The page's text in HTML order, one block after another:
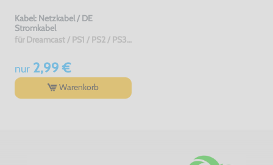
Kabel: Netzkabel / DE
Stromkabel
für Dreamcast / PS1 / PS2 / PS3 / PS4 / Saturn / Xbox / 3DO, gebraucht
nur2,99 €
Warenkorb